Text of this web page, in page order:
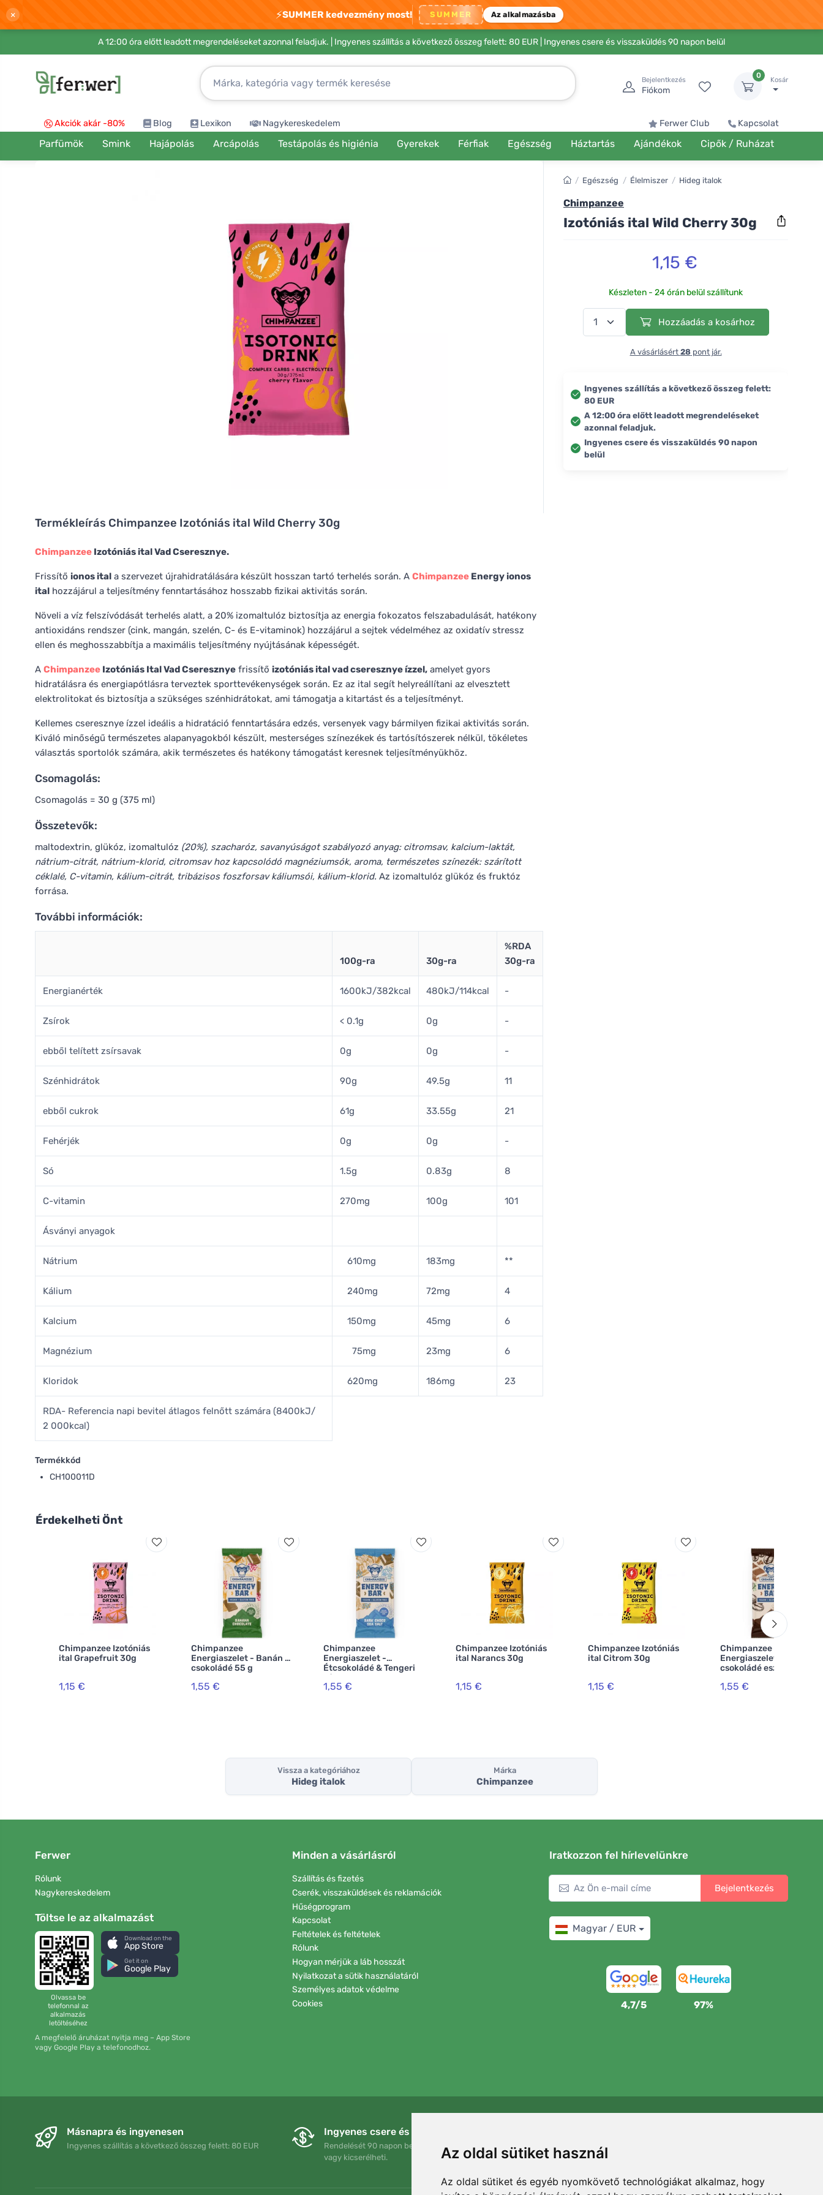
Az oldal sütiket használ
Az oldal sütiket és egyéb nyomkövető technológiákat alkalmaz, hogy
× ⚡SUMMER kedvezmény most! SUMMER Az alkalmazásba
A 12:00 óra előtt leadott megrendeléseket azonnal feladjuk. | Ingyenes szállítás a következő összeg felett: 80 EUR | Ingyenes csere és visszaküldés 90 napon belül
Bejelentkezés
Fiókom
0
Kosár
Akciók akár -80% Blog Lexikon Nagykereskedelem Ferwer Club Kapcsolat
Parfümök Smink Hajápolás Arcápolás Testápolás és higiénia Gyerekek Férfiak Egészség Háztartás Ajándékok Cipők / Ruházat
Termékleírás Chimpanzee Izotóniás ital Wild Cherry 30g
Chimpanzee Izotóniás ital Vad Cseresznye.
Frissítő ionos ital a szervezet újrahidratálására készült hosszan tartó terhelés során. A Chimpanzee Energy ionos
ital hozzájárul a teljesítmény fenntartásához hosszabb fizikai aktivitás során.
Növeli a víz felszívódását terhelés alatt, a 20% izomaltulóz biztosítja az energia fokozatos felszabadulását, hatékony
antioxidáns rendszer (cink, mangán, szelén, C- és E-vitaminok) hozzájárul a sejtek védelméhez az oxidatív stressz
ellen és meghosszabbítja a maximális teljesítmény nyújtásának képességét.
A Chimpanzee Izotóniás Ital Vad Cseresznye frissítő izotóniás ital vad cseresznye ízzel, amelyet gyors
hidratálásra és energiapótlásra terveztek sporttevékenységek során. Ez az ital segít helyreállítani az elvesztett
elektrolitokat és biztosítja a szükséges szénhidrátokat, ami támogatja a kitartást és a teljesítményt.
Kellemes cseresznye ízzel ideális a hidratáció fenntartására edzés, versenyek vagy bármilyen fizikai aktivitás során.
Kiváló minőségű természetes alapanyagokból készült, mesterséges színezékek és tartósítószerek nélkül, tökéletes
választás sportolók számára, akik természetes és hatékony támogatást keresnek teljesítményükhöz.
Csomagolás:
Csomagolás = 30 g (375 ml)
Összetevők:
maltodextrin, glükóz, izomaltulóz (20%), szacharóz, savanyúságot szabályozó anyag: citromsav, kalcium-laktát,
nátrium-citrát, nátrium-klorid, citromsav hoz kapcsolódó magnéziumsók, aroma, természetes színezék: szárított
céklalé, C-vitamin, kálium-citrát, tribázisos foszforsav káliumsói, kálium-klorid. Az izomaltulóz glükóz és fruktóz
forrása.
További információk:
100g-ra 30g-ra
%RDA
30g-ra
Energianérték 1600kJ/382kcal 480kJ/114kcal -
Zsírok < 0.1g 0g -
ebből telített zsírsavak 0g 0g -
Szénhidrátok 90g 49.5g 11
ebből cukrok 61g 33.55g 21
Fehérjék 0g 0g -
Só 1.5g 0.83g 8
C-vitamin 270mg 100g 101
Ásványi anyagok
Nátrium 610mg 183mg **
Kálium 240mg 72mg 4
Kalcium 150mg 45mg 6
Magnézium 75mg 23mg 6
Kloridok 620mg 186mg 23
RDA- Referencia napi bevitel átlagos felnőtt számára (8400kJ/
2 000kcal)
Termékkód
CH100011D
/ Egészség / Élelmiszer / Hideg italok
Chimpanzee
Izotóniás ital Wild Cherry 30g
1,15 €
Készleten - 24 órán belül szállítunk
Hozzáadás a kosárhoz
A vásárlásért 28pont jár.
Ingyenes szállítás a következő összeg felett:
80 EUR
A 12:00 óra előtt leadott megrendeléseket
azonnal feladjuk.
Ingyenes csere és visszaküldés 90 napon
belül
Érdekelheti Önt
Chimpanzee Izotóniás
ital Grapefruit 30g
1,15 €
Chimpanzee
Energiaszelet - Banán &
csokoládé 55 g
1,55 €
Chimpanzee
Energiaszelet -
Étcsokoládé & Tengeri
sósav
1,55 €
Chimpanzee Izotóniás
ital Narancs 30g
1,15 €
Chimpanzee Izotóniás
ital Citrom 30g
1,15 €
Chimpanzee
Energiaszelet -
csokoládé eszpresszó
1,55 €
Vissza a kategóriához
Hideg italok
Márka
Chimpanzee
Ferwer
Rólunk
Nagykereskedelem
Töltse le az alkalmazást
Olvassa be
telefonnal az
alkalmazás
letöltéséhez
Download on the
App Store
Get it on
Google Play
A megfelelő áruházat nyitja meg – App Store
vagy Google Play a telefonodhoz.
Minden a vásárlásról
Szállítás és fizetés
Cserék, visszaküldések és reklamációk
Hűségprogram
Kapcsolat
Feltételek és feltételek
Rólunk
Hogyan mérjük a láb hosszát
Nyilatkozat a sütik használatáról
Személyes adatok védelme
Cookies
Iratkozzon fel hírlevelünkre
Bejelentkezés
Magyar / EUR
4,7/5 97%
Másnapra és ingyenesen
Ingyenes szállítás a következő összeg felett: 80 EUR
Ingyenes csere és visszaküldés
Rendelését 90 napon belül bármikor visszaküldheti
vagy kicserélheti.
Minden megrendelésért ültetünk egy fát! Bővebben
Rólunk.